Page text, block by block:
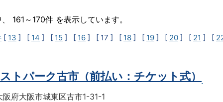
161～170件 を表示しています。
[ 13 ] [ 14 ] [ 15 ] [ 16 ] [ 17 ] [ 18 ] [ 19 ] [ 20 ] [ 21 ] [
トパーク古市（前払い：チケット式）
阪府大阪市城東区古市1-31-1